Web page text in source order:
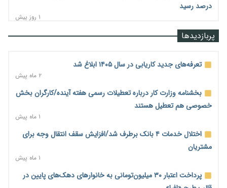
درصد رسید
۱ روز پیش
رشد ۷۵ هزار میلیاردی بازار خرید اعتباری؛ فین‌تک‌ها وارد میدان
آغاز اجرای پایلوت «ردا کارت» برای دانشجویان تحصیلات تکمیلی
۱ روز پیش
محدودیت تازه برای شبکه بانکی؛ افزایش سپرده قانونی با هدف
کنترل تورم
۱ روز پیش
ترمز تولید خودرو کشیده شد؛ افت ۲۵ درصدی تیراژ ایران‌خودرو،
پربازدیدها
تعرفه‌های جدید کاریابی در سال ۱۴۰۵ ابلاغ شد
۲ ماه پیش
بخشنامه وزارت کار درباره تعطیلات رسمی هفته آینده/کارگران بخش
خصوصی هم تعطیل هستند
۱ ماه پیش
اختلال خدمات ۴ بانک برطرف شد/افزایش سقف انتقال وجه برای
مشتریان
۱ ماه پیش
پرداخت اعتبار ۳۰ میلیون‌تومانی به خانوارهای دهک‌های پایین در